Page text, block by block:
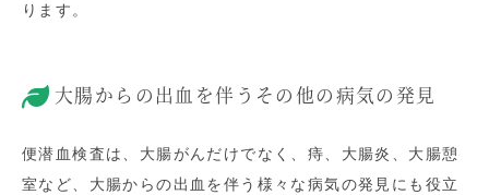
ります。
大腸からの出血を伴うその他の病気の発見
便潜血検査は、大腸がんだけでなく、痔、大腸炎、大腸憩
室など、大腸からの出血を伴う様々な病気の発見にも役立